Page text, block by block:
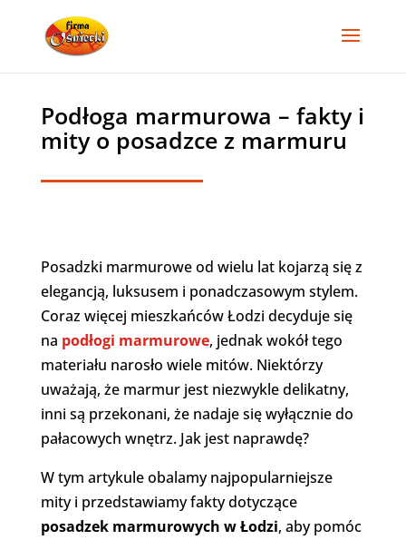
Podłoga marmurowa – fakty i
mity o posadzce z marmuru
Posadzki marmurowe od wielu lat kojarzą się z
elegancją, luksusem i ponadczasowym stylem.
Coraz więcej mieszkańców Łodzi decyduje się
na podłogi marmurowe, jednak wokół tego
materiału narosło wiele mitów. Niektórzy
uważają, że marmur jest niezwykle delikatny,
inni są przekonani, że nadaje się wyłącznie do
pałacowych wnętrz. Jak jest naprawdę?
W tym artykule obalamy najpopularniejsze
mity i przedstawiamy fakty dotyczące
posadzek marmurowych w Łodzi, aby pomóc